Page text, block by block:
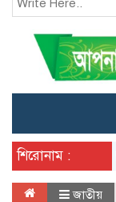
শিরোনাম :
ইউনিক ও বেঙ্গল
জাতীয়